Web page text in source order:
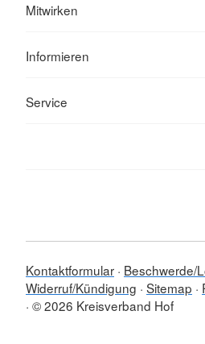
Mitwirken
Informieren
Service
Kontaktformular Beschwerde/
Widerruf/Kündigung Sitemap
© 2026 Kreisverband Hof